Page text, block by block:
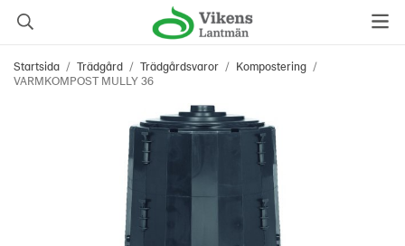
Startsida / Trädgård / Trädgårdsvaror / Kompostering /
VARMKOMPOST MULLY 36